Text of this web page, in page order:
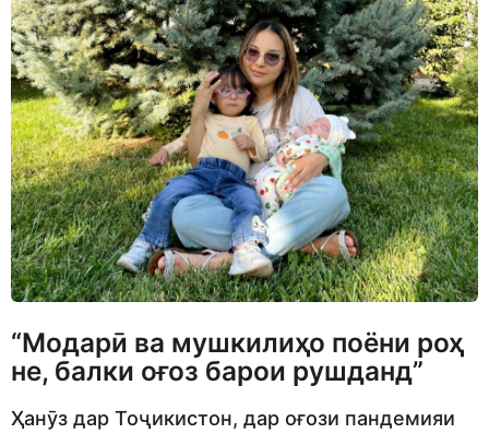
“Модарӣ ва мушкилиҳо поёни роҳ
не, балки оғоз барои рушданд”
Ҳанӯз дар Тоҷикистон, дар оғози пандемияи